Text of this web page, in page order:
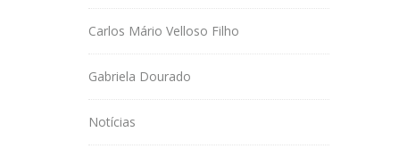
Carlos Mário Velloso Filho
Gabriela Dourado
Notícias